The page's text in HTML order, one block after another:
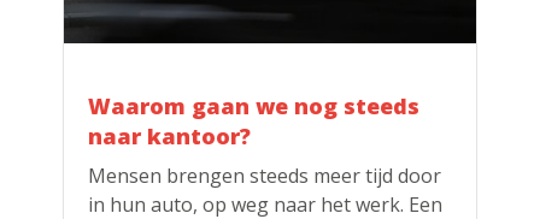
Waarom gaan we nog steeds
naar kantoor?
Mensen brengen steeds meer tijd door
in hun auto, op weg naar het werk. Een